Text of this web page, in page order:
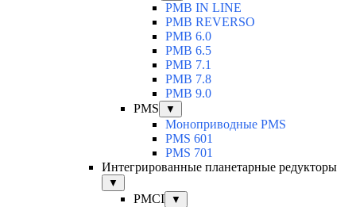
PMB IN LINE
PMB REVERSO
PMB 6.0
PMB 6.5
PMB 7.1
PMB 7.8
PMB 9.0
PMS
▼
Моноприводные PMS
PMS 601
PMS 701
Интегрированные планетарные редукторы
▼
PMCI ▼